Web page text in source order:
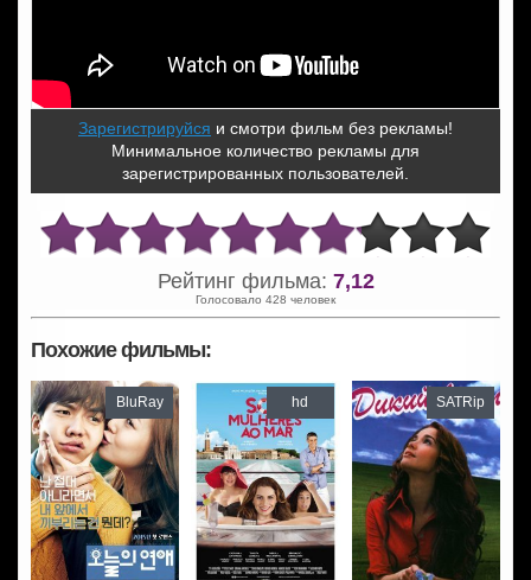
Зарегистрируйся и смотри фильм без рекламы!
Минимальное количество рекламы для
зарегистрированных пользователей.
Рейтинг фильма: 7,12
Голосовало 428 человек
Похожие фильмы:
BluRay hd SATRip